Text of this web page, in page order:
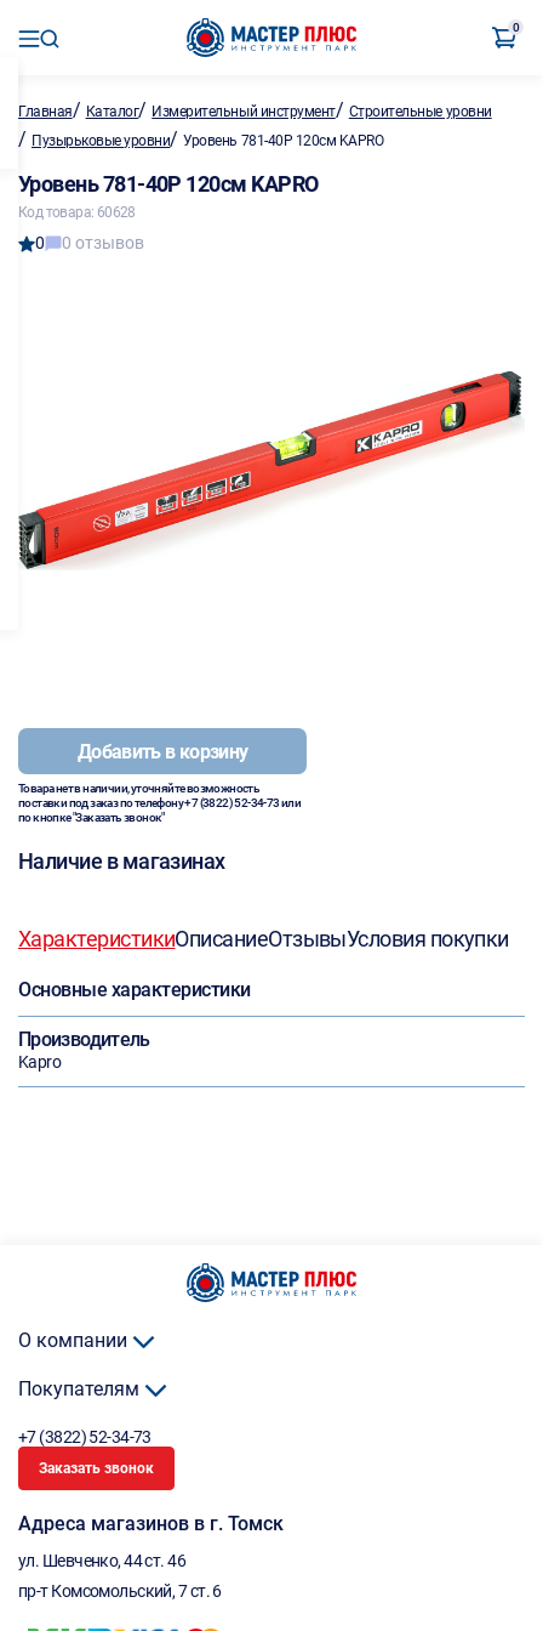
0
Главная/ Каталог/ Измерительный инструмент/ Строительные уровни
/ Пузырьковые уровни/Уровень 781-40P 120см KAPRO
Уровень 781-40P 120см KAPRO
Код товара: 60628
0 0 отзывов
Добавить в корзину
Товара нет в наличии, уточняйте возможность
поставки под заказ по телефону+7 (3822) 52-34-73или
по кнопке "Заказать звонок"
Наличие в магазинах
ХарактеристикиОписаниеОтзывыУсловия покупки
Основные характеристики
Производитель
Kapro
О компании
Покупателям
+7 (3822) 52-34-73
Заказать звонок
Адреса магазинов в г. Томск
ул. Шевченко, 44 ст. 46
пр-т Комсомольский, 7 ст. 6